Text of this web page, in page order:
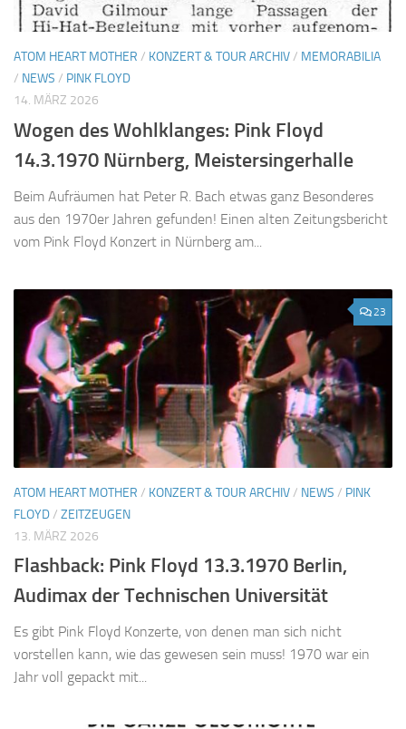
ATOM HEART MOTHER / KONZERT & TOUR ARCHIV/ MEMORABILIA
/ NEWS / PINK FLOYD
14. MÄRZ 2026
Wogen des Wohlklanges: Pink Floyd
14.3.1970 Nürnberg, Meistersingerhalle
Beim Aufräumen hat Peter R. Bach etwas ganz Besonderes
aus den 1970er Jahren gefunden! Einen alten Zeitungsbericht
vom Pink Floyd Konzert in Nürnberg am...
23
ATOM HEART MOTHER / KONZERT & TOUR ARCHIV/ NEWS / PINK
FLOYD/ ZEITZEUGEN
13. MÄRZ 2026
Flashback: Pink Floyd 13.3.1970 Berlin,
Audimax der Technischen Universität
Es gibt Pink Floyd Konzerte, von denen man sich nicht
vorstellen kann, wie das gewesen sein muss! 1970 war ein
Jahr voll gepackt mit...